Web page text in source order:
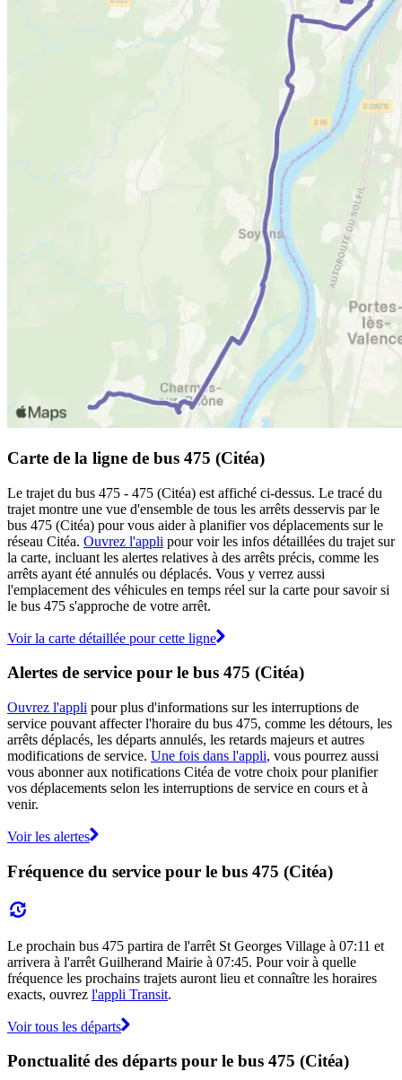
Carte de la ligne de bus 475 (Citéa)
Le trajet du bus 475 - 475 (Citéa) est affiché ci-dessus. Le tracé du
trajet montre une vue d'ensemble de tous les arrêts desservis par le
bus 475 (Citéa) pour vous aider à planifier vos déplacements sur le
réseau Citéa. Ouvrez l'appli pour voir les infos détaillées du trajet sur
la carte, incluant les alertes relatives à des arrêts précis, comme les
arrêts ayant été annulés ou déplacés. Vous y verrez aussi
l'emplacement des véhicules en temps réel sur la carte pour savoir si
le bus 475 s'approche de votre arrêt.
Voir la carte détaillée pour cette ligne
Alertes de service pour le bus 475 (Citéa)
Ouvrez l'appli pour plus d'informations sur les interruptions de
service pouvant affecter l'horaire du bus 475, comme les détours, les
arrêts déplacés, les départs annulés, les retards majeurs et autres
modifications de service. Une fois dans l'appli, vous pourrez aussi
vous abonner aux notifications Citéa de votre choix pour planifier
vos déplacements selon les interruptions de service en cours et à
venir.
Voir les alertes
Fréquence du service pour le bus 475 (Citéa)
Le prochain bus 475 partira de l'arrêt St Georges Village à 07:11 et
arrivera à l'arrêt Guilherand Mairie à 07:45. Pour voir à quelle
fréquence les prochains trajets auront lieu et connaître les horaires
exacts, ouvrez l'appli Transit.
Voir tous les départs
Ponctualité des départs pour le bus 475 (Citéa)